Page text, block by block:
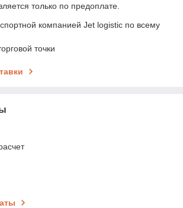
только по предоплате.
компанией Jet logistic по всему
точки